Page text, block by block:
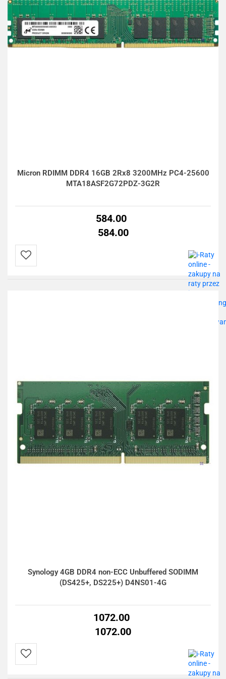
Micron RDIMM DDR4 16GB 2Rx8 3200MHz PC4-25600
MTA18ASF2G72PDZ-3G2R
584.00
584.00
Do
Synology 4GB DDR4 non-ECC Unbuffered SODIMM
(DS425+, DS225+) D4NS01-4G
1072.00
1072.00
Do